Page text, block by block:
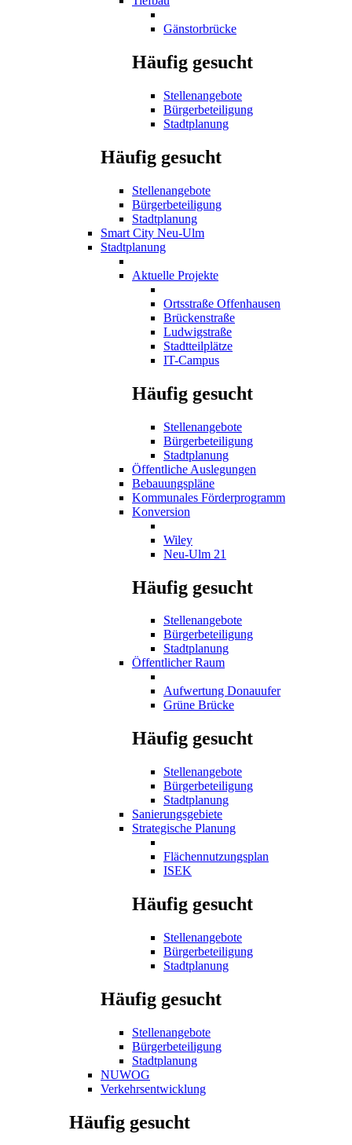
Gänstorbrücke
Häufig gesucht
Stellenangebote
Bürgerbeteiligung
Stadtplanung
Häufig gesucht
Stellenangebote
Bürgerbeteiligung
Stadtplanung
Smart City Neu-Ulm
Stadtplanung
Aktuelle Projekte
Ortsstraße Offenhausen
Brückenstraße
Ludwigstraße
Stadtteilplätze
IT-Campus
Häufig gesucht
Stellenangebote
Bürgerbeteiligung
Stadtplanung
Öffentliche Auslegungen
Bebauungspläne
Kommunales Förderprogramm
Konversion
Wiley
Neu-Ulm 21
Häufig gesucht
Stellenangebote
Bürgerbeteiligung
Stadtplanung
Öffentlicher Raum
Aufwertung Donauufer
Grüne Brücke
Häufig gesucht
Stellenangebote
Bürgerbeteiligung
Stadtplanung
Sanierungsgebiete
Strategische Planung
Flächennutzungsplan
ISEK
Häufig gesucht
Stellenangebote
Bürgerbeteiligung
Stadtplanung
Häufig gesucht
Stellenangebote
Bürgerbeteiligung
Stadtplanung
NUWOG
Verkehrsentwicklung
Häufig gesucht